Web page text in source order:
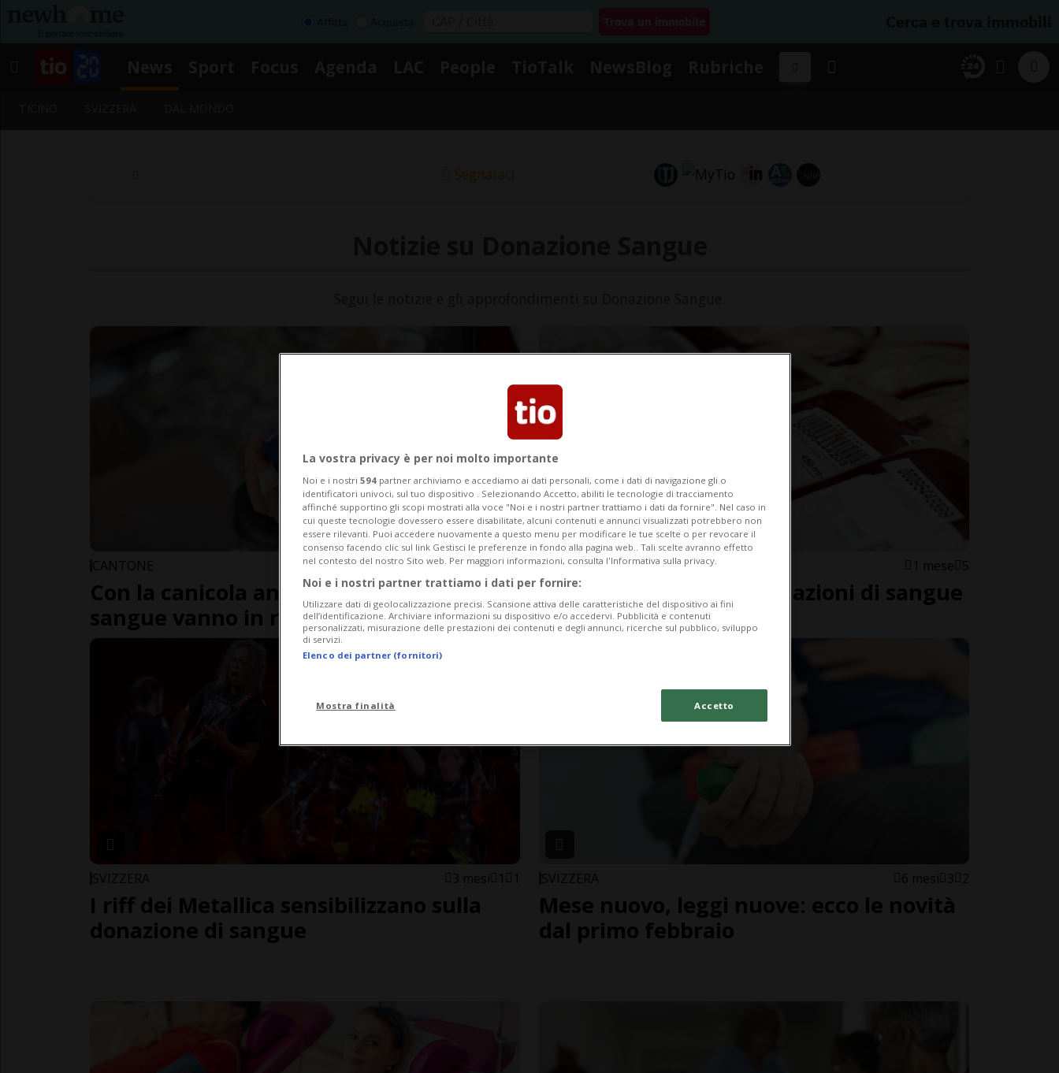
Segnalaci
CANTONE 1 sett
Con la canicola anche le scorte di
sangue vanno in riserva
SVIZZERA 1 mese 5
Il caldo prosciuga le donazioni di sangue
SVIZZERA 3 mesi 1 1
I riff dei Metallica sensibilizzano sulla
donazione di sangue
SVIZZERA 6 mesi 3 2
Mese nuovo, leggi nuove: ecco le novità
dal primo febbraio
La vostra privacy è per noi molto importante
Noi e i nostri 594 partner archiviamo e accediamo ai dati personali, come i dati di navigazione gli o
identificatori univoci, sul tuo dispositivo . Selezionando Accetto, abiliti le tecnologie di tracciamento
affinché supportino gli scopi mostrati alla voce "Noi e i nostri partner trattiamo i dati da fornire". Nel caso in
cui queste tecnologie dovessero essere disabilitate, alcuni contenuti e annunci visualizzati potrebbero non
essere rilevanti. Puoi accedere nuovamente a questo menu per modificare le tue scelte o per revocare il
consenso facendo clic sul link Gestisci le preferenze in fondo alla pagina web.. Tali scelte avranno effetto
nel contesto del nostro Sito web. Per maggiori informazioni, consulta l'Informativa sulla privacy.
Noi e i nostri partner trattiamo i dati per fornire:
Utilizzare dati di geolocalizzazione precisi. Scansione attiva delle caratteristiche del dispositivo ai fini
dell’identificazione. Archiviare informazioni su dispositivo e/o accedervi. Pubblicità e contenuti
personalizzati, misurazione delle prestazioni dei contenuti e degli annunci, ricerche sul pubblico, sviluppo
di servizi.
Elenco dei partner (fornitori)
Mostra finalità Accetto